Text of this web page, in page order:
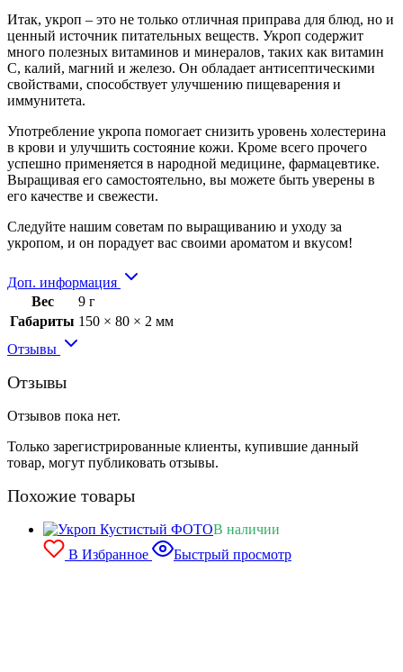
Итак, укроп – это не только отличная приправа для блюд, но и
ценный источник питательных веществ. Укроп содержит
много полезных витаминов и минералов, таких как витамин
С, калий, магний и железо. Он обладает антисептическими
свойствами, способствует улучшению пищеварения и
иммунитета.
Употребление укропа помогает снизить уровень холестерина
в крови и улучшить состояние кожи. Кроме всего прочего
успешно применяется в народной медицине, фармацевтике.
Выращивая его самостоятельно, вы можете быть уверены в
его качестве и свежести.
Следуйте нашим советам по выращиванию и уходу за
укропом, и он порадует вас своими ароматом и вкусом!
Доп. информация
Вес
9 г
Габариты 150 × 80 × 2 мм
Отзывы
Отзывы
Отзывов пока нет.
Только зарегистрированные клиенты, купившие данный
товар, могут публиковать отзывы.
Похожие товары
В наличии
В Избранное
Быстрый просмотр